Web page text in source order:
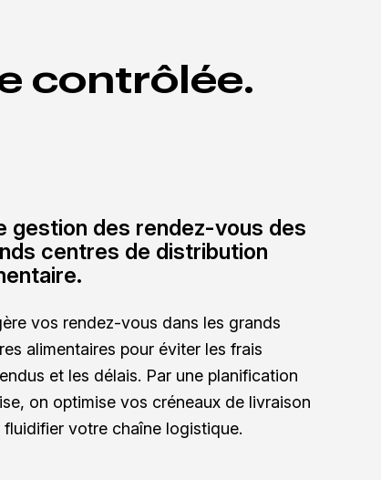
contrôlée.
gestion des rendez-vous des
centres de distribution
vos rendez-vous dans les grands
alimentaires pour éviter les frais
et les délais. Par une planification
on optimise vos créneaux de livraison
fluidifier votre chaîne logistique.